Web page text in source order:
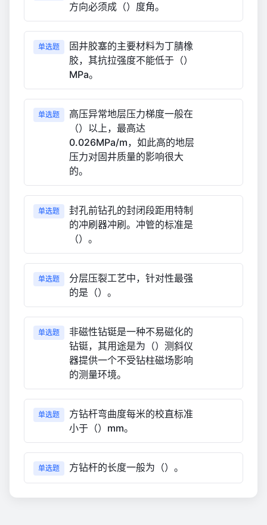
方向必须成（）度角。
单选题
固井胶塞的主要材料为丁腈橡
胶，其抗拉强度不能低于（）
MPa。
单选题
高压异常地层压力梯度一般在
（）以上，最高达
0.026MPa/m，如此高的地层
压力对固井质量的影响很大
的。
单选题
封孔前钻孔的封闭段距用特制
的冲刷器冲刷。冲管的标准是
（）。
单选题
分层压裂工艺中，针对性最强
的是（）。
单选题
非磁性钻铤是一种不易磁化的
钻铤，其用途是为（）测斜仪
器提供一个不受钻柱磁场影响
的测量环境。
单选题
方钻杆弯曲度每米的校直标准
小于（）mm。
单选题 方钻杆的长度一般为（）。